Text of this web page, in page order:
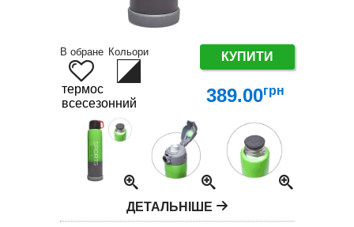
В обране Кольори КУПИТИ
термос
всесезонний
389.00грн
ДЕТАЛЬНІШЕ